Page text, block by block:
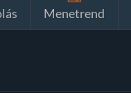
Menetrend